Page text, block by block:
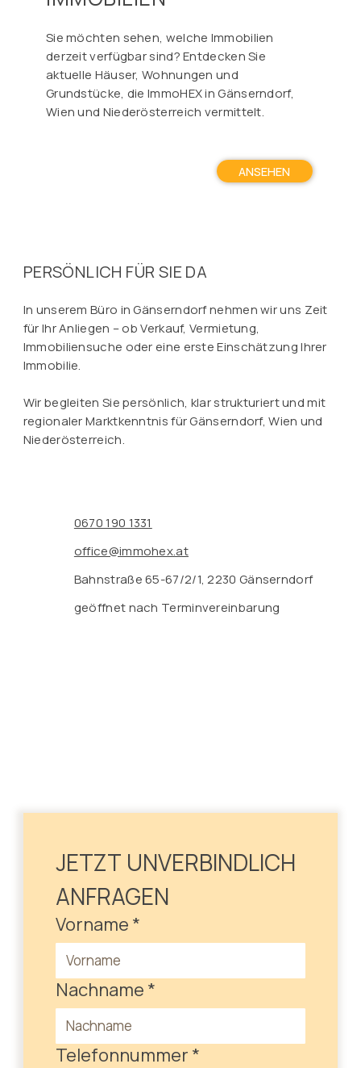
Sie möchten sehen, welche Immobilien
derzeit verfügbar sind? Entdecken Sie
aktuelle Häuser, Wohnungen und
Grundstücke, die ImmoHEX in Gänserndorf,
Wien und Niederösterreich vermittelt.
ANSEHEN
PERSÖNLICH FÜR SIE DA
In unserem Büro in Gänserndorf nehmen wir uns Zeit
für Ihr Anliegen – ob Verkauf, Vermietung,
Immobiliensuche oder eine erste Einschätzung Ihrer
Immobilie.
Wir begleiten Sie persönlich, klar strukturiert und mit
regionaler Marktkenntnis für Gänserndorf, Wien und
Niederösterreich.
0670 190 1331
office@immohex.at
Bahnstraße 65-67/2/1, 2230 Gänserndorf
geöffnet nach Terminvereinbarung
JETZT UNVERBINDLICH
ANFRAGEN
Vorname *
Nachname *
Telefonnummer *